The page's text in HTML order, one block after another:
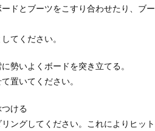
ドとブーツをこすり合わせたり、ブー
てください。
勢いよくボードを突き立てる。
置いてください。
ける
ングしてください。これによりヒット